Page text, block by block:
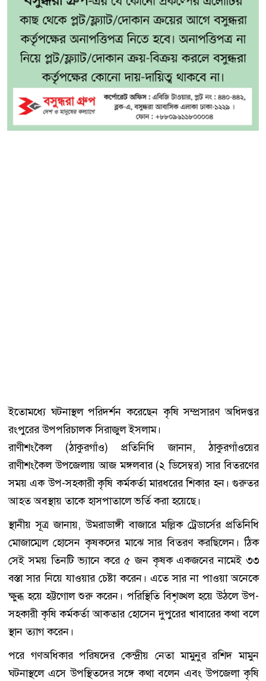
ইতোমধ্যে ঘটনাস্থল পরিদর্শন করেছেন কৃষি সম্প্রসারণ অধিদপ্তর
রংপুরের উপপরিচালক সিরাজুল ইসলাম।
রাণীশংকৈল (ঠাকুরগাঁও) প্রতিনিধি জানান, ঠাকুরগাঁওয়ের
রাণীশংকৈল উপজেলায় আজ মঙ্গলবার (২ ডিসেম্বর) সার বিতরণের
সময় এক উপ-সহকারী কৃষি কর্মকর্তা মারধরের শিকার হন। গুরুতর
আহত অবস্থায় তাকে হাসপাতালে ভর্তি করা হয়েছে।
স্থানীয় সূত্র জানায়, উমরাডাঙ্গী বাজারে মল্লিক ট্রেডার্সের প্রতিনিধি
মোজাম্মেল হোসেন কৃষকদের মাঝে সার বিতরণ করছিলেন। ঠিক
সেই সময় তিনটি ভ্যানে করে ৫ জন কৃষক একজনের নামেই ৩৩
বস্তা সার নিয়ে যাওয়ার চেষ্টা করেন। এতে সার না পাওয়া অনেকে
ক্ষুব্ধ হয়ে হট্টগোল শুরু করেন। পরিস্থিতি বিশৃঙ্খল হয়ে উঠলে উপ-
সহকারী কৃষি কর্মকর্তা আকতার হোসেন দুপুরের খাবারের কথা বলে
স্থান ত্যাগ করেন।
পরে গণঅধিকার পরিষদের কেন্দ্রীয় নেতা মামুনুর রশিদ মামুন
ঘটনাস্থলে এসে উপস্থিতদের সঙ্গে কথা বলেন এবং উপজেলা কৃষি